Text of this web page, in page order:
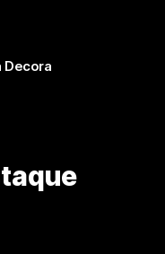
Decora